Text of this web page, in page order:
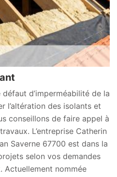
d’imperméabilité de la
l’altération des isolants et
conseillons de faire appel à
L’entreprise Catherin
Saverne 67700 est dans la
selon vos demandes
Actuellement nommée